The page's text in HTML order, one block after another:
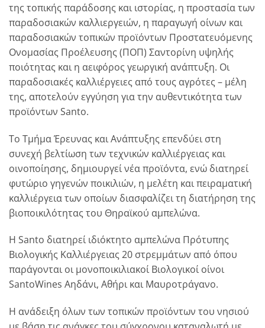
της τοπικής παράδοσης και ιστορίας, η προστασία των
παραδοσιακών καλλιεργειών, η παραγωγή οίνων και
παραδοσιακών τοπικών προϊόντων Προστατευόμενης
Ονομασίας Προέλευσης (ΠΟΠ) Σαντορίνη υψηλής
ποιότητας και η αειφόρος γεωργική ανάπτυξη. Οι
παραδοσιακές καλλιέργειες από τους αγρότες – μέλη
της, αποτελούν εγγύηση για την αυθεντικότητα των
προϊόντων Santo.
Το Τμήμα Έρευνας και Ανάπτυξης επενδύει στη
συνεχή βελτίωση των τεχνικών καλλιέργειας και
οινοποίησης, δημιουργεί νέα προϊόντα, ενώ διατηρεί
φυτώριο γηγενών ποικιλιών, η μελέτη και πειραματική
καλλιέργεια των οποίων διασφαλίζει τη διατήρηση της
βιοποικιλότητας του Θηραϊκού αμπελώνα.
Η Santo διατηρεί ιδιόκτητο αμπελώνα Πρότυπης
Βιολογικής Καλλιέργειας 20 στρεμμάτων από όπου
παράγονται οι μονοποικιλιακοί Βιολογικοί οίνοι
SantoWines Αηδάνι, Αθήρι και Μαυροτράγανο.
Η ανάδειξη όλων των τοπικών προϊόντων του νησιού